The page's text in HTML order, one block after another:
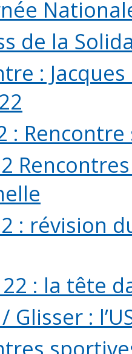
de la
:
:
: révision
22 : la tête
Glisser :